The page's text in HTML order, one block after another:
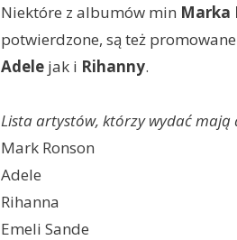
Niektóre z albumów min Marka
potwierdzone, są też
Adelejak i Rihanny.
Lista artystów, którzy wydać
Mark Ronson
Adele
Rihanna
Emeli Sande